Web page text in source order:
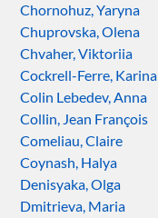
Chornohuz, Yaryna
Chuprovska, Olena
Chvaher, Viktoriia
Cockrell-Ferre, Karina
Colin Lebedev, Anna
Collin, Jean François
Comeliau, Claire
Coynash, Halya
Denisyaka, Olga
Dmitrieva, Maria